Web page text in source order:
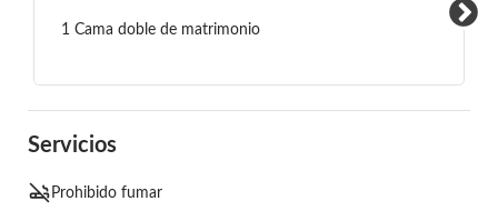
1 Cama doble de matrimonio
Servicios
Prohibido fumar